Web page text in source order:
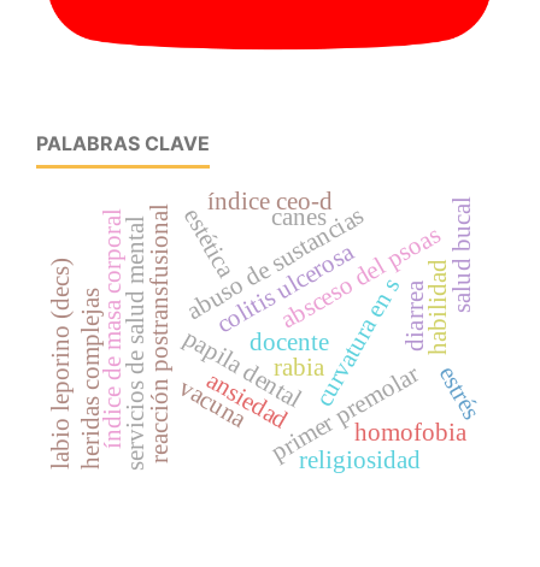
PALABRAS CLAVE
absceso del psoas
papila dental
reacción postransfusionalabuso de sustancias
servicios de salud mental curvatura en s
primer premolar
docente habilidad
estéticacolitis ulcerosa diarrea
homofobia
religiosidad
ansiedad estrés
índice ceo-d
índice de masa corporal canes
vacuna
rabia
heridas complejas
salud bucal
labio leporino (decs)